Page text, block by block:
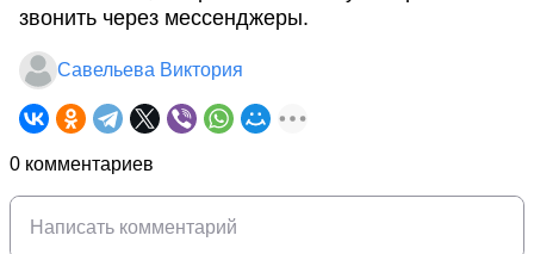
звонить через мессенджеры.
Савельева Виктория
0 комментариев